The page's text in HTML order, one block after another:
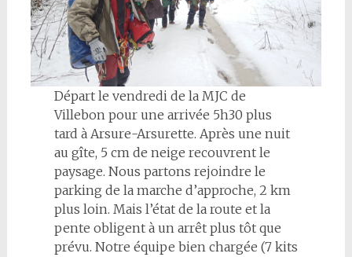
Départ le vendredi de la MJC de
Villebon pour une arrivée 5h30 plus
tard à Arsure-Arsurette. Après une nuit
au gîte, 5 cm de neige recouvrent le
paysage. Nous partons rejoindre le
parking de la marche d’approche, 2 km
plus loin. Mais l’état de la route et la
pente obligent à un arrêt plus tôt que
prévu. Notre équipe bien chargée (7 kits